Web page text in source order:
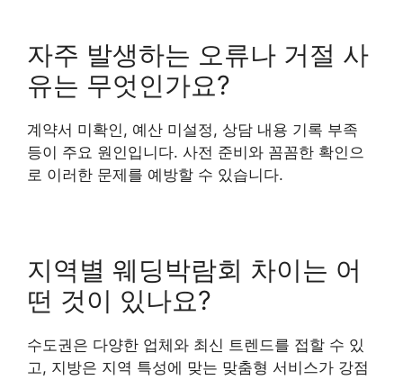
자주 발생하는 오류나 거절 사
유는 무엇인가요?
계약서 미확인, 예산 미설정, 상담 내용 기록 부족
등이 주요 원인입니다. 사전 준비와 꼼꼼한 확인으
로 이러한 문제를 예방할 수 있습니다.
지역별 웨딩박람회 차이는 어
떤 것이 있나요?
수도권은 다양한 업체와 최신 트렌드를 접할 수 있
고, 지방은 지역 특성에 맞는 맞춤형 서비스가 강점